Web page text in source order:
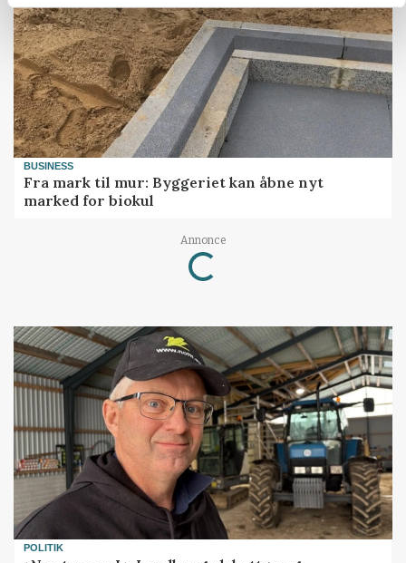
BUSINESS
Fra mark til mur: Byggeriet kan åbne nyt
marked for biokul
Annonce
Loading...
POLITIK